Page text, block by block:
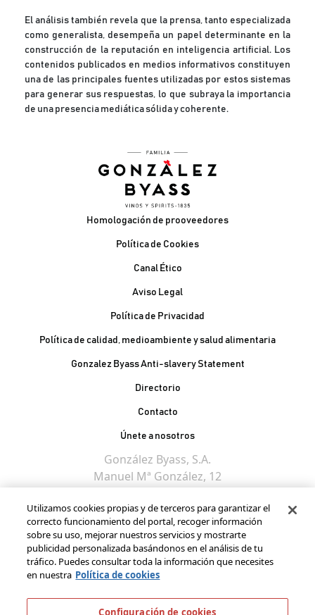
El análisis también revela que la prensa, tanto especializada
como generalista, desempeña un papel determinante en la
construcción de la reputación en inteligencia artificial. Los
contenidos publicados en medios informativos constituyen
una de las principales fuentes utilizadas por estos sistemas
para generar sus respuestas, lo que subraya la importancia
de una presencia mediática sólida y coherente.
Pie de páginaHomologación de prooveedores
Política de Cookies
Canal Ético
Aviso Legal
Política de Privacidad
Política de calidad, medioambiente y salud alimentaria
Gonzalez Byass Anti-slavery Statement
Contacto Pie de página
Directorio
Contacto
Únete a nosotros
González Byass, S.A.
Manuel Mª González, 12
11402 Jerez de la
Frontera - Spain
Utilizamos cookies propias y de terceros para garantizar el
correcto funcionamiento del portal, recoger información
sobre su uso, mejorar nuestros servicios y mostrarte
publicidad personalizada basándonos en el análisis de tu
tráfico. Puedes consultar toda la información que necesites
en nuestra Política de cookies
Configuración de cookies